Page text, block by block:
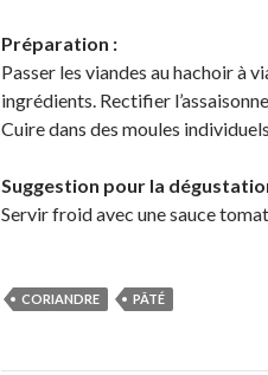
Préparation :
Passer les viandes au hachoir à
ingrédients. Rectifier
Cuire dans des moules
Suggestion pour la
Servir froid avec une sauce
CORIANDRE PÂTÉ